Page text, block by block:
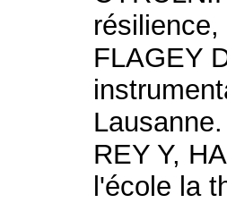
FLAGEY
Lausanne.
REY Y,
l'école la